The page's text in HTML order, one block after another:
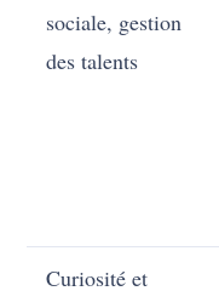
sociale, gestion
des talents
Curiosité et